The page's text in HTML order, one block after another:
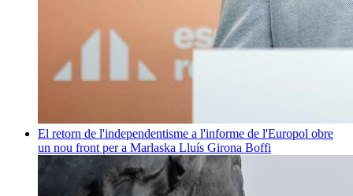
El retorn de l'independentisme a l'informe de l'Europol obre
un nou front per a Marlaska Lluís Girona Boffi